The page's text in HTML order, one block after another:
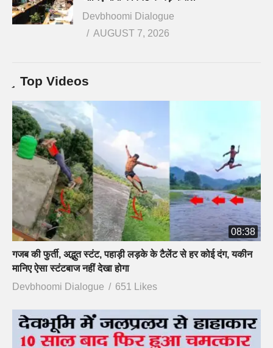
Devbhoomi Dialogue
AUGUST 7, 2026
Top Videos
08:38
गजब की फुर्ती, अद्भुत स्टंट, पहाड़ी लड़के के टैलेंट से हर कोई दंग, यकीन
मानिए ऐसा स्टंटबाज नहीं देखा होगा
Devbhoomi Dialogue
651 Likes